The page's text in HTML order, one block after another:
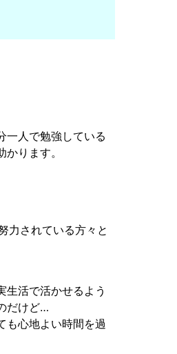
一人で勉強している
ります。
力されている方々と
生活で活かせるよう
だけど…
も心地よい時間を過